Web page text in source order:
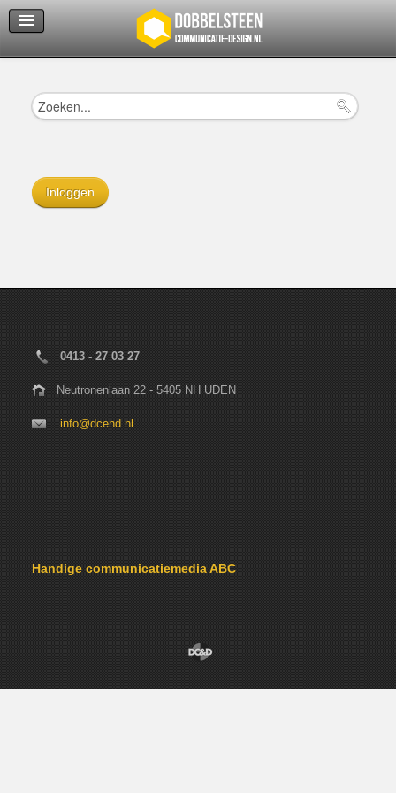
Inloggen
0413 - 27 03 27
Neutronenlaan 22 - 5405 NH UDEN
info@dcend.nl
Handige communicatiemedia ABC